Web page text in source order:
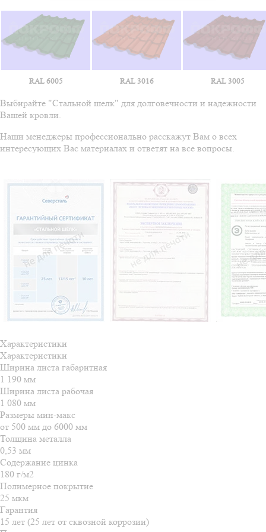
RAL 6005 RAL 3016 RAL 3005
Выбирайте "Стальной шелк" для долговечности и надежности
Вашей кровли.
Наши менеджеры профессионально расскажут Вам о всех
интересующих Вас материалах и ответят на все вопросы.
Характеристики
Характеристики
Ширина листа габаритная
1 190 мм
Ширина листа рабочая
1 080 мм
Размеры мин-макс
от 500 мм до 6000 мм
Толщина металла
0,53 мм
Содержание цинка
180 г/м2
Полимерное покрытие
25 мкм
Гарантия
15 лет (25 лет от сквозной коррозии)